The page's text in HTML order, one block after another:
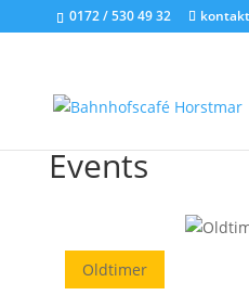
0172 / 530 49 32
Events
Oldtimer